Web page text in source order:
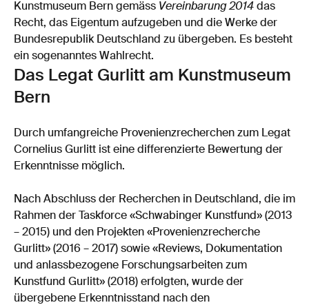
Kunstmuseum Bern gemäss Vereinbarung 2014 das
Recht, das Eigentum aufzugeben und die Werke der
Bundesrepublik Deutschland zu übergeben. Es besteht
ein sogenanntes Wahlrecht.
Das Legat Gurlitt am Kunstmuseum
Bern
Durch umfangreiche Provenienzrecherchen zum Legat
Cornelius Gurlitt ist eine differenzierte Bewertung der
Erkenntnisse möglich.
Nach Abschluss der Recherchen in Deutschland, die im
Rahmen der Taskforce «Schwabinger Kunstfund» (2013
– 2015) und den Projekten «Provenienzrecherche
Gurlitt» (2016 – 2017) sowie «Reviews, Dokumentation
und anlassbezogene Forschungsarbeiten zum
Kunstfund Gurlitt» (2018) erfolgten, wurde der
übergebene Erkenntnisstand nach den